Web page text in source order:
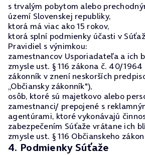
s trvalým pobytom alebo
území Slovenskej republiky,
ktorá má viac ako 15 rokov,
ktorá splní podmienky účasti v
Pravidiel s výnimkou:
zamestnancov Usporiadateľa a ich
zmysle ust. § 116 zákona č. 40/1964
zákonník v znení neskorších
„Občiansky zákonník"),
osôb, ktoré sú majetkovo alebo
zamestnanci/ prepojené s
agentúrami, ktoré vykonávajú
zabezpečením Súťaže vrátane ich
zmysle ust. § 116 Občianskeho
4. Podmienky Súťaže